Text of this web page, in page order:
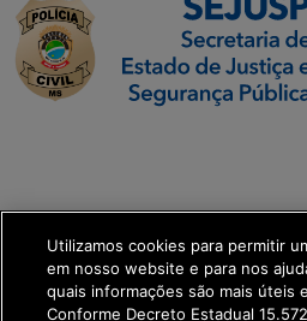
get_footer();
Utilizamos cookies para permitir
em nosso website e para nos
quais informações são mais úteis
Conforme Decreto Estadual